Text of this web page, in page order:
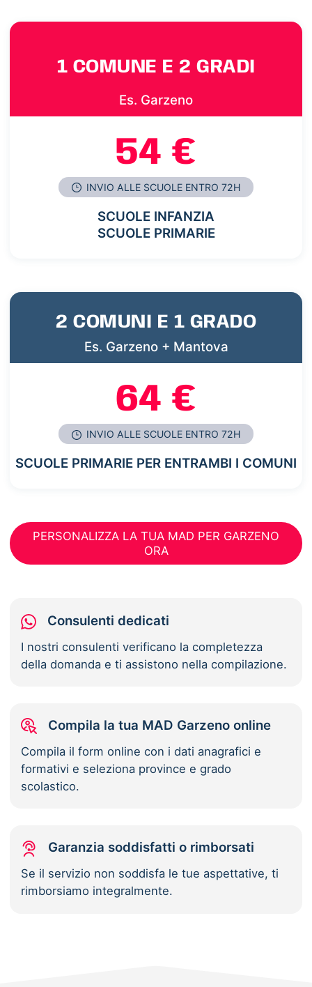
1 COMUNE E 2 GRADI
Es. Garzeno
54 €
INVIO ALLE SCUOLE ENTRO 72H
SCUOLE INFANZIA
SCUOLE PRIMARIE
2 COMUNI E 1 GRADO
Es. Garzeno + Mantova
64 €
INVIO ALLE SCUOLE ENTRO 72H
SCUOLE PRIMARIE PER ENTRAMBI I COMUNI
PERSONALIZZA LA TUA MAD PER GARZENO
ORA
Consulenti dedicati
I nostri consulenti verificano la completezza
della domanda e ti assistono nella compilazione.
Compila la tua MAD Garzeno online
Compila il form online con i dati anagrafici e
formativi e seleziona province e grado
scolastico.
Garanzia soddisfatti o rimborsati
Se il servizio non soddisfa le tue aspettative, ti
rimborsiamo integralmente.